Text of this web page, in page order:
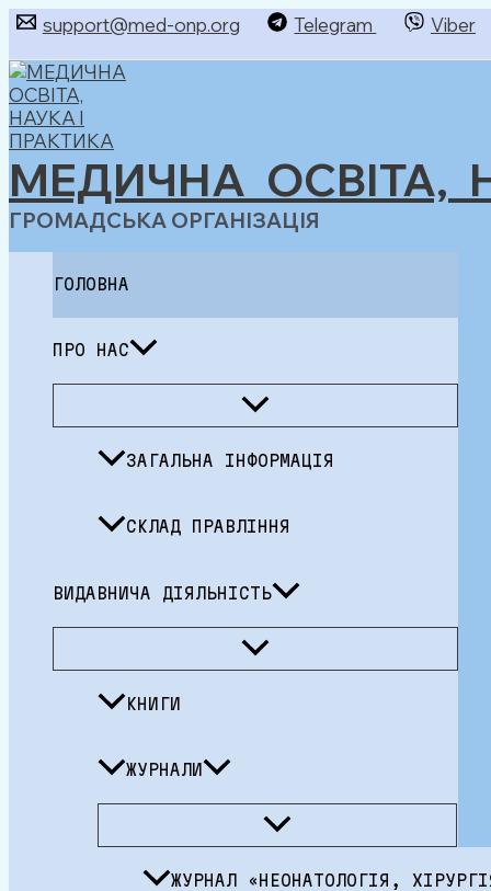
Перейти
вмісту
support@med-onp.org Telegram Viber
МЕДИЧНА ОСВІТА,
ГРОМАДСЬКА ОРГАНІЗАЦІЯ
ГОЛОВНА
ПРО НАС
Перемикач
меню
ЗАГАЛЬНА ІНФОРМАЦІЯ
СКЛАД ПРАВЛІННЯ
ВИДАВНИЧА ДІЯЛЬНІСТЬ
Перемикач
меню
КНИГИ
ЖУРНАЛИ
Перемикач
меню
ЖУРНАЛ «НЕОНАТОЛОГІЯ,